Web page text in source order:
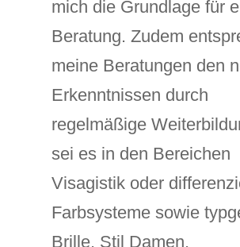
mich die Grundlage für
Beratung. Zudem
meine Beratungen den
Erkenntnissen durch
regelmäßige
sei es in den Bereichen
Visagistik oder
Farbsysteme sowie
Brille, Stil Damen,